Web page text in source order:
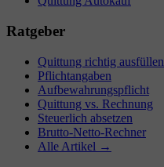
Ratgeber
Quittung richtig ausfüllen
Pflichtangaben
Aufbewahrungspflicht
Quittung vs. Rechnung
Steuerlich absetzen
Brutto-Netto-Rechner
Alle Artikel →